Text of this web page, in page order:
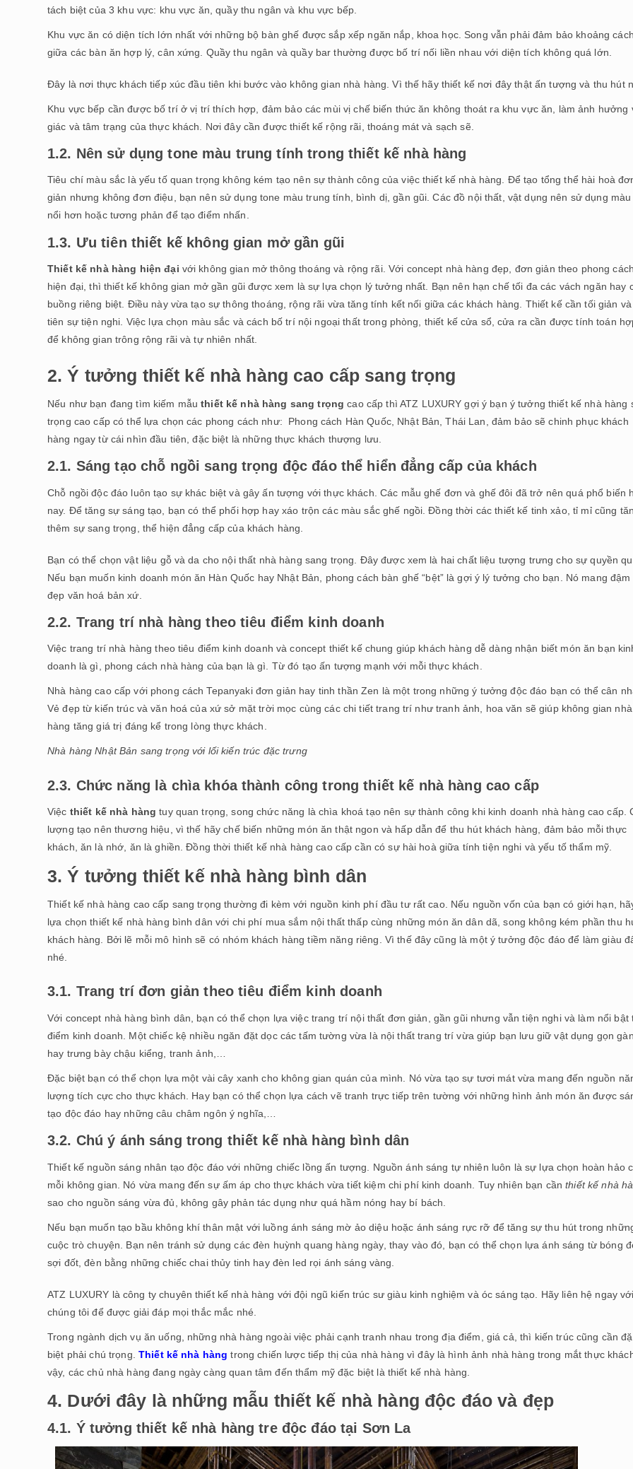
tách biệt của 3 khu vực: khu vực ăn, quầy thu ngân và khu vực bếp.
Khu vực ăn có diện tích lớn nhất với những bộ bàn ghế được sắp xếp ngăn nắp, khoa học. Song vẫn phải đảm bảo khoảng
giữa các bàn ăn hợp lý, cân xứng. Quầy thu ngân và quầy bar thường được bố trí nối liền nhau với diện tích không quá lớn.
Đây là nơi thực khách tiếp xúc đầu tiên khi bước vào không gian nhà hàng. Vì thế hãy thiết kế nơi đây thật ấn tượng và thu hút
Khu vực bếp cần được bố trí ở vị trí thích hợp, đảm bảo các mùi vị chế biến thức ăn không thoát ra khu vực ăn, làm ảnh hưởng
giác và tâm trạng của thực khách. Nơi đây cần được thiết kế rộng rãi, thoáng mát và sạch sẽ.
1.2. Nên sử dụng tone màu trung tính trong thiết kế nhà hàng
Tiêu chí màu sắc là yếu tố quan trọng không kém tạo nên sự thành công của việc thiết kế nhà hàng. Để tạo tổng thể hài hoà
giản nhưng không đơn điệu, bạn nên sử dụng tone màu trung tính, bình dị, gần gũi. Các đồ nội thất, vật dụng nên sử dụng màu
nổi hơn hoặc tương phản để tạo điểm nhấn.
1.3. Ưu tiên thiết kế không gian mở gần gũi
Thiết kế nhà hàng hiện đại với không gian mở thông thoáng và rộng rãi. Với concept nhà hàng đẹp, đơn giản theo phong
hiện đại, thì thiết kế không gian mở gần gũi được xem là sự lựa chọn lý tưởng nhất. Bạn nên hạn chế tối đa các vách ngăn hay
buồng riêng biệt. Điều này vừa tạo sự thông thoáng, rộng rãi vừa tăng tính kết nối giữa các khách hàng. Thiết kế cần tối giản
tiên sự tiện nghi. Việc lựa chọn màu sắc và cách bố trí nội ngoại thất trong phòng, thiết kế cửa sổ, cửa ra cần được tính toán
để không gian trông rộng rãi và tự nhiên nhất.
2. Ý tưởng thiết kế nhà hàng cao cấp sang trọng
Nếu như bạn đang tìm kiếm mẫuthiết kế nhà hàng sang trọng cao cấp thì ATZ LUXURY gợi ý bạn ý tưởng thiết kế nhà hàng
trọng cao cấp có thể lựa chọn các phong cách như: Phong cách Hàn Quốc, Nhật Bản, Thái Lan, đảm bảo sẽ chinh phục khách
hàng ngay từ cái nhìn đầu tiên, đặc biệt là những thực khách thượng lưu.
2.1. Sáng tạo chỗ ngồi sang trọng độc đáo thể hiển đẳng cấp của khách
Chỗ ngồi độc đáo luôn tạo sự khác biệt và gây ấn tượng với thực khách. Các mẫu ghế đơn và ghế đôi đã trở nên quá phổ biến
nay. Để tăng sự sáng tạo, bạn có thể phối hợp hay xáo trộn các màu sắc ghế ngồi. Đồng thời các thiết kế tinh xảo, tỉ mỉ cũng
thêm sự sang trọng, thể hiện đẳng cấp của khách hàng.
Bạn có thể chọn vật liệu gỗ và da cho nội thất nhà hàng sang trọng. Đây được xem là hai chất liệu tượng trưng cho sự quyền
Nếu bạn muốn kinh doanh món ăn Hàn Quốc hay Nhật Bản, phong cách bàn ghế “bệt” là gợi ý lý tưởng cho bạn. Nó mang đậm
đẹp văn hoá bản xứ.
2.2. Trang trí nhà hàng theo tiêu điểm kinh doanh
Việc trang trí nhà hàng theo tiêu điểm kinh doanh và concept thiết kế chung giúp khách hàng dễ dàng nhận biết món ăn bạn
doanh là gì, phong cách nhà hàng của bạn là gì. Từ đó tạo ấn tượng mạnh với mỗi thực khách.
Nhà hàng cao cấp với phong cách Tepanyaki đơn giản hay tinh thần Zen là một trong những ý tưởng độc đáo bạn có thể cân
Vẻ đẹp từ kiến trúc và văn hoá của xứ sở mặt trời mọc cùng các chi tiết trang trí như tranh ảnh, hoa văn sẽ giúp không gian nhà
hàng tăng giá trị đáng kể trong lòng thực khách.
Nhà hàng Nhật Bản sang trọng với lối kiến trúc đặc trưng
2.3. Chức năng là chìa khóa thành công trong thiết kế nhà hàng cao cấp
Việc thiết kế nhà hàng tuy quan trọng, song chức năng là chìa khoá tạo nên sự thành công khi kinh doanh nhà hàng cao cấp.
lượng tạo nên thương hiệu, vì thế hãy chế biến những món ăn thật ngon và hấp dẫn để thu hút khách hàng, đảm bảo mỗi thực
khách, ăn là nhớ, ăn là ghiền. Đồng thời thiết kế nhà hàng cao cấp cần có sự hài hoà giữa tính tiện nghi và yếu tố thẩm mỹ.
3. Ý tưởng thiết kế nhà hàng bình dân
Thiết kế nhà hàng cao cấp sang trọng thường đi kèm với nguồn kinh phí đầu tư rất cao. Nếu nguồn vốn của bạn có giới hạn,
lựa chọn thiết kế nhà hàng bình dân với chi phí mua sắm nội thất thấp cùng những món ăn dân dã, song không kém phần thu
khách hàng. Bởi lẽ mỗi mô hình sẽ có nhóm khách hàng tiềm năng riêng. Vì thế đây cũng là một ý tưởng độc đáo để làm giàu
nhé.
3.1. Trang trí đơn giản theo tiêu điểm kinh doanh
Với concept nhà hàng bình dân, bạn có thể chọn lựa việc trang trí nội thất đơn giản, gần gũi nhưng vẫn tiện nghi và làm nổi bật
điểm kinh doanh. Một chiếc kệ nhiều ngăn đặt dọc các tấm tường vừa là nội thất trang trí vừa giúp bạn lưu giữ vật dụng gọn
hay trưng bày chậu kiểng, tranh ảnh,…
Đặc biệt bạn có thể chọn lựa một vài cây xanh cho không gian quán của mình. Nó vừa tạo sự tươi mát vừa mang đến nguồn
lượng tích cực cho thực khách. Hay bạn có thể chọn lựa cách vẽ tranh trực tiếp trên tường với những hình ảnh món ăn được
tạo độc đáo hay những câu châm ngôn ý nghĩa,…
3.2. Chú ý ánh sáng trong thiết kế nhà hàng bình dân
Thiết kế nguồn sáng nhân tạo độc đáo với những chiếc lồng ấn tượng. Nguồn ánh sáng tự nhiên luôn là sự lựa chọn hoàn hảo
mỗi không gian. Nó vừa mang đến sự ấm áp cho thực khách vừa tiết kiệm chi phí kinh doanh. Tuy nhiên bạn cầnthiết kế nhà
sao cho nguồn sáng vừa đủ, không gây phản tác dụng như quá hầm nóng hay bí bách.
Nếu bạn muốn tạo bầu không khí thân mật với luồng ánh sáng mờ ảo diệu hoặc ánh sáng rực rỡ để tăng sự thu hút trong
cuộc trò chuyện. Bạn nên tránh sử dụng các đèn huỳnh quang hàng ngày, thay vào đó, bạn có thể chọn lựa ánh sáng từ bóng
sợi đốt, đèn bằng những chiếc chai thủy tinh hay đèn led rọi ánh sáng vàng.
ATZ LUXURY là công ty chuyên thiết kế nhà hàng với đội ngũ kiến trúc sư giàu kinh nghiệm và óc sáng tạo. Hãy liên hệ ngay
chúng tôi để được giải đáp mọi thắc mắc nhé.
Trong ngành dịch vụ ăn uống, những nhà hàng ngoài việc phải cạnh tranh nhau trong địa điểm, giá cả, thì kiến trúc cũng cần
biệt phải chú trọng. Thiết kế nhà hàng trong chiến lược tiếp thị của nhà hàng vì đây là hình ảnh nhà hàng trong mắt thực
vậy, các chủ nhà hàng đang ngày càng quan tâm đến thẩm mỹ đặc biệt là thiết kế nhà hàng.
4. Dưới đây là những mẫu thiết kế nhà hàng độc đáo và đẹp
4.1. Ý tưởng thiết kế nhà hàng tre độc đáo tại Sơn La